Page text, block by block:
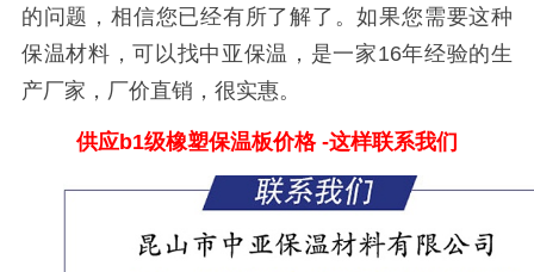
的问题，相信您已经有所了解了。如果您需要这种
保温材料，可以找中亚保温，是一家16年经验的生
产厂家，厂价直销，很实惠。
供应b1级橡塑保温板价格 -这样联系我们